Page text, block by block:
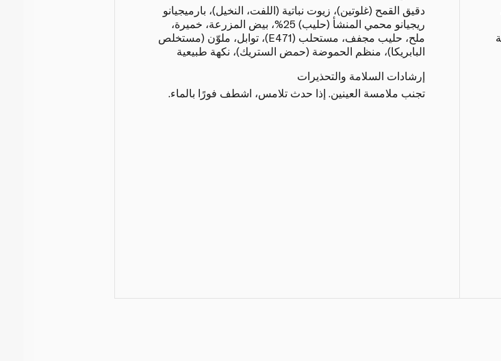
دقيق القمح (غلوتين)، زيوت نباتية (اللفت، النخيل)، بارميجيانو
ريجيانو محمي المنشأ (حليب) 25%، بيض المزرعة، خميرة،
ملح، حليب مجفف، مستحلب (E471)، توابل، ملوّن (مستخلص
البابريكا)، منظم الحموضة (حمض الستريك)، نكهة طبيعية
إرشادات السلامة والتحذيرات
تجنب ملامسة العينين. إذا حدث تلامس، اشطف فورًا بالماء.